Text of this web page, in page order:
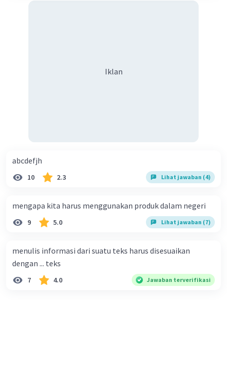
Iklan
abcdefjh
10 2.3 Lihat jawaban (4)
mengapa kita harus menggunakan produk dalam negeri
9 5.0 Lihat jawaban (7)
menulis informasi dari suatu teks harus disesuaikan
dengan ... teks
7 4.0 Jawaban terverifikasi